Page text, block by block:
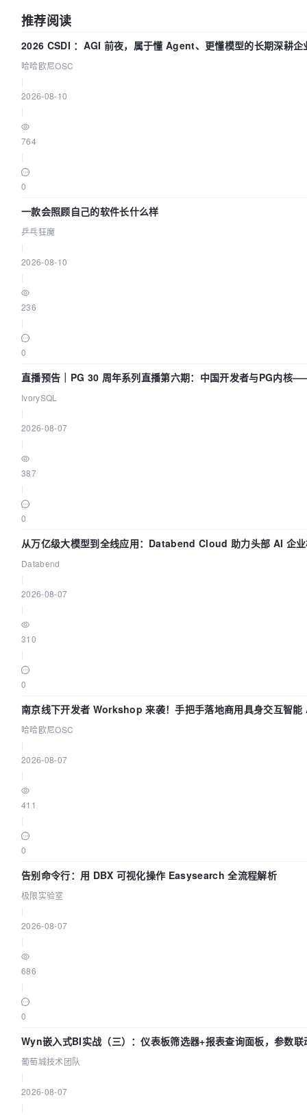
推荐阅读
2026 CSDI ：AGI 前夜，属于懂 Agent、更懂模型的长期深耕企
哈哈欧尼OSC
2026-08-10
764
0
一款会照顾自己的软件长什么样
乒乓狂魔
2026-08-10
236
0
直播预告｜PG 30 周年系列直播第六期：中国开发者与PG内核
什么？
IvorySQL
2026-08-07
387
0
从万亿级大模型到全线应用：Databend Cloud 助力头部 AI 企
Databend
2026-08-07
310
0
南京线下开发者 Workshop 来袭！手把手落地商用具身交互智
哈哈欧尼OSC
2026-08-07
411
0
告别命令行：用 DBX 可视化操作 Easysearch 全流程解析
极限实验室
2026-08-07
686
0
Wyn嵌入式BI实战（三）：仪表板筛选器+报表查询面板，参数联
葡萄城技术团队
2026-08-07